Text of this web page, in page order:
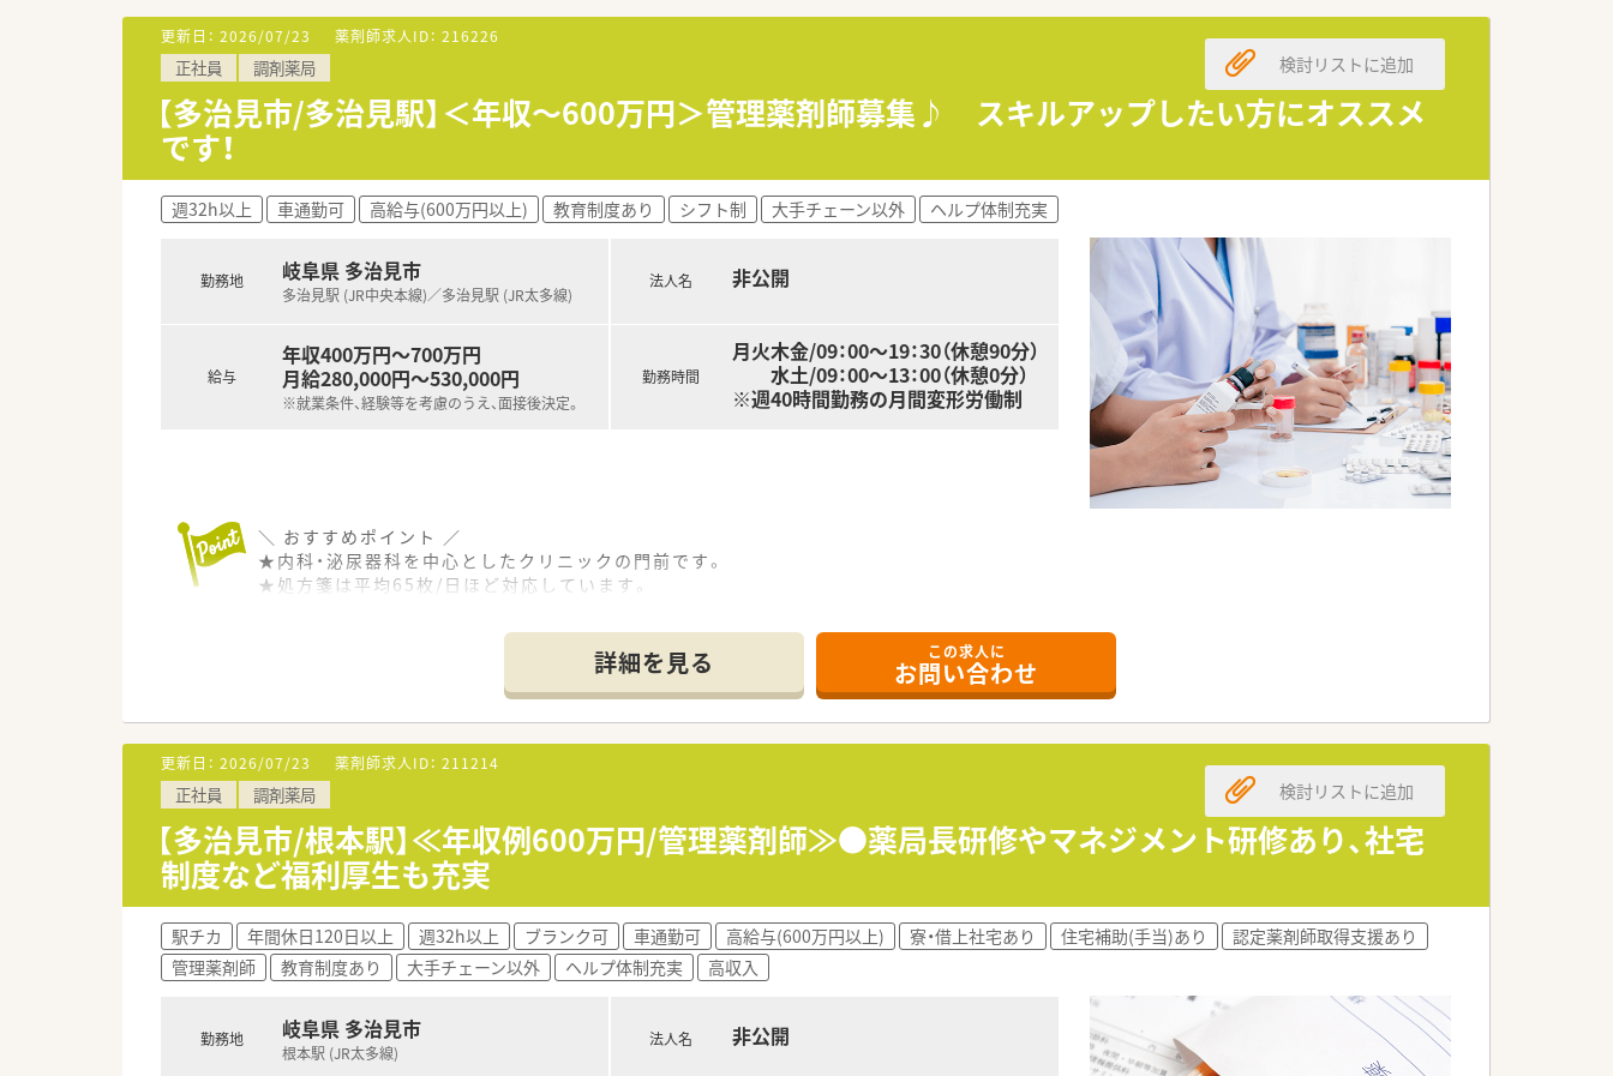
更新日： 2026/07/23 薬剤師求人ID： 216226
正社員 調剤薬局
【多治見市/多治見駅】＜年収～600万円＞管理薬剤師募集♪ スキルアップしたい方にオススメ
です！
検討リストに追加
週32h以上 車通勤可 高給与(600万円以上) 教育制度あり シフト制 大手チェーン以外 ヘルプ体制充実
勤務地 岐阜県 多治見市
多治見駅 (JR中央本線)／多治見駅 (JR太多線)
給与
年収400万円～700万円
月給280,000円～530,000円
※就業条件、経験等を考慮のうえ、面接後決定。
法人名 非公開
勤務時間
月火木金/09：00～19：30（休憩90分）
水土/09：00～13：00（休憩0分）
※週40時間勤務の月間変形労働制
＼ おすすめポイント ／
★内科・泌尿器科を中心としたクリニックの門前です。
★処方箋は平均65枚/日ほど対応しています。
常時複数名体制ですので安心です。
★自動分包機・監査システムなど設備充実！
★住宅サポート制度・定年65歳制など長く働ける制度あり！
★店舗は2階建てとなっており、休憩室もしっかりと確保されております。
＼ こんな会社です ／
■岐阜県に本社を置き、創業80年以上！
愛知県・岐阜県に13店舗を展開しています（2022年6月時点）
■意欲あふれるスタッフがイキイキと働く会社です！
■実務実習の受入や学会発表なども実施！
スキルアップにも適しています。
自己研鑽に励みたい方にもおすすめ♪
■調剤未経験の方・ブランクある方も歓迎◎
ていねいな研修・OJTで安心してスタート可能！
詳細を見る この求人に
お問い合わせ
更新日： 2026/07/23 薬剤師求人ID： 211214
正社員 調剤薬局
【多治見市/根本駅】≪年収例600万円/管理薬剤師≫●薬局長研修やマネジメント研修あり、社宅
制度など福利厚生も充実
検討リストに追加
駅チカ 年間休日120日以上 週32h以上 ブランク可 車通勤可 高給与(600万円以上) 寮・借上社宅あり 住宅補助(手当)あり
認定薬剤師取得支援あり
管理薬剤師
教育制度あり 大手チェーン以外 ヘルプ体制充実 高収入
勤務地 岐阜県 多治見市
根本駅 (JR太多線)
法人名 非公開